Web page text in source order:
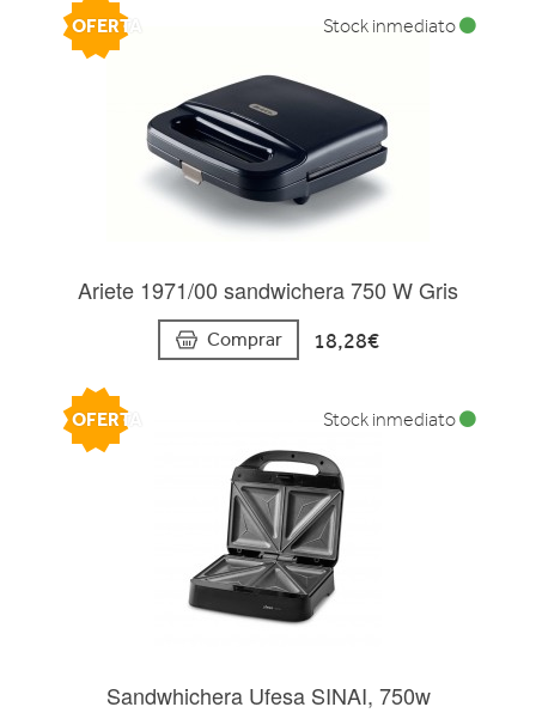
Ariete 1971/00 sandwichera 750 W Gris
Comprar 18,28€
Stock inmediato
OFERTA
Sandwhichera Ufesa SINAI, 750w
Stock inmediato
OFERTA